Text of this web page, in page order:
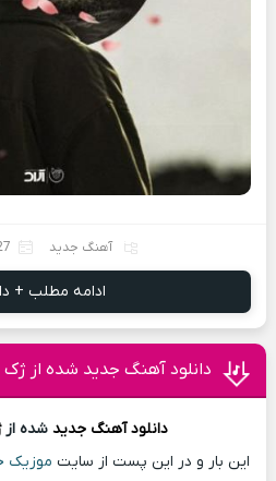
آهنگ جدید 27
ادامه مطلب +
دانلود آهنگ جدید شده از ژک
دانلود آهنگ جدید شده از
این بار و در این پست از سایت موزیک